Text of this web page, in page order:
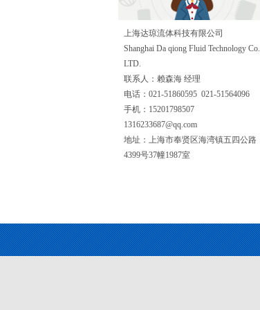
上海达琼流体科技有限公司
Shanghai Da qiong Fluid Technology Co.
LTD.
联系人：赖森海 经理
电话：021-51860595 021-51564096
手机：15201798507
1316233687@qq.com
地址：上海市奉贤区海湾镇五四公路
4399号37幢1987室